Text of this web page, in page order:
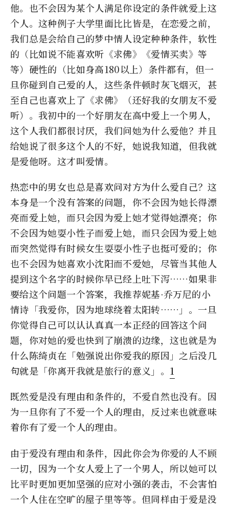
他。也不会因为某个人满足你设定的条件就爱上这
个人。这种例子大学里面比比皆是，在恋爱之前，
我们总是会给自己的梦中情人设定种种条件，软性
的（比如说不能喜欢听《求佛》《爱情买卖》等
等）硬性的（比如身高180以上）条件都有，但一
旦你碰到自己爱的人，这些条件顿时灰飞烟灭，甚
至自己也喜欢上了《求佛》（还好我的女朋友不爱
听）。我初中的一个好朋友在高中爱上一个男人，
这个人我们都很讨厌，我们问她为什么爱他？并且
给她说了很多这个人的不好，她说我知道，但我就
是爱他呀。这才叫爱情。
热恋中的男女也总是喜欢问对方为什么爱自己？这
本身是一个没有答案的问题，你不会因为她长得漂
亮而爱上她，而只会因为爱上她才觉得她漂亮；你
不会因为她耍小性子而爱上她，而只会因为爱上她
而突然觉得有时候女生耍耍小性子也挺可爱的；你
也不会因为她喜欢小沈阳而不爱她，尽管当其他人
提到这个名字的时候你早已经上吐下泻……如果非
要给这个问题一个答案，我推荐妮基·乔万尼的小
情诗「我爱你，因为地球绕着太阳转……」。一旦
你觉得自己可以认认真真一本正经的回答这个问
题，你对她的爱也快到了崩溃的边缘，这也就是为
什么陈绮贞在「勉强说出你爱我的原因」之后没几
句就是「你离开我就是旅行的意义」。 1
既然爱是没有理由和条件的，不爱自然也没有。因
为一旦你有了不爱一个人的理由，反过来也就意味
着你有了爱一个人的理由。
由于爱没有理由和条件，因此你会为你爱的人不顾
一切，因为一个女人爱上了一个男人，所以她可以
比平时更加更加坚强的应对小强的袭击，不会害怕
一个人住在空旷的屋子里等等。但同样由于爱是没